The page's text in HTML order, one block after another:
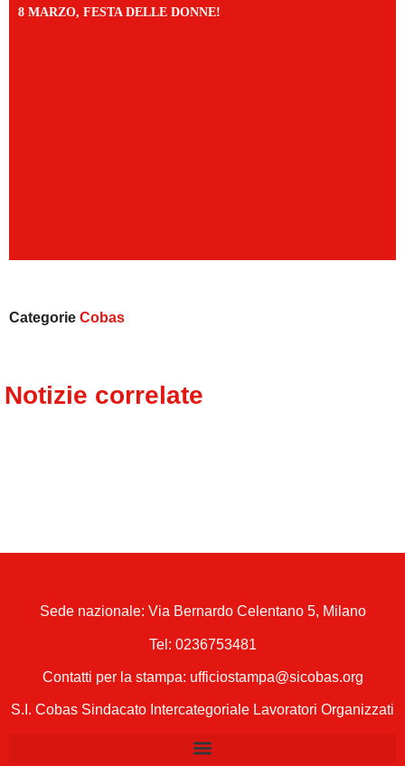
8 MARZO, FESTA DELLE DONNE!
Categorie Cobas
Notizie correlate
Sede nazionale: Via Bernardo Celentano 5, Milano
Tel: 0236753481
Contatti per la stampa: ufficiostampa@sicobas.org
S.I. Cobas Sindacato Intercategoriale Lavoratori Organizzati